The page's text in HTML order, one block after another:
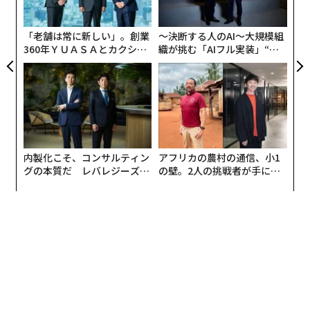
最初の問いは基礎的なものだ。自社が取引している相手
を把握しているか。
企業のアイデンティティを確立することは一見単純に聞
こえるが、現代の商取引の実態を考慮し始めると事情は
変わる。企業の所有者は変わる。ペーパーカンパニーは
実質的所有者を見えにくくする。不正な企業が正規の企
業を模倣する。記録は法域やデータソースをまたいで分
断されている。
事業体とアイデンティティのリスクとは、法的存在、所
「老舗は常に新しい」。創業
360年ＹＵＡＳＡとカクシン
CEO田尻望が語る、AIを超え
る人の価値
〜決断する人のAI〜大規模組
織が挑む「AIフル実装」“使
う”企業から“動く”企業へ【N
TTドコモビジネス×PwC】
内製化こそ、コンサルティン
グの本質だ レバレジーズが
アフリカの農村の通信、小1
の壁。2人の挑戦者が手にし